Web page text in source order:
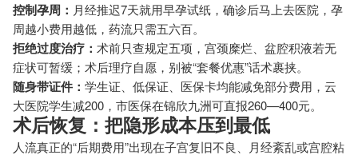
控制孕周： 月经推迟7天就用早孕试纸，确诊后马上去医院，孕
周越小费用越低，药流只需五六百。
拒绝过度治疗： 术前只查规定五项，宫颈糜烂、盆腔积液若无
症状可暂缓；术后理疗自愿，别被“套餐优惠”话术裹挟。
随身带证件： 学生证、低保证、医保卡均能减免部分费用，云
大医院学生减200，市医保在锦欣九洲可直报260—400元。
术后恢复：把隐形成本压到最低
人流真正的“后期费用”出现在子宫复旧不良、月经紊乱或宫腔粘